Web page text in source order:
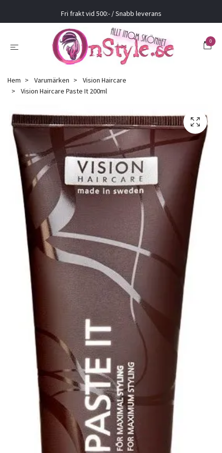
Fri frakt vid 500:- / Snabb leverans
0
Hem Varumärken
Vision Haircare
Vision Haircare Paste It 200ml